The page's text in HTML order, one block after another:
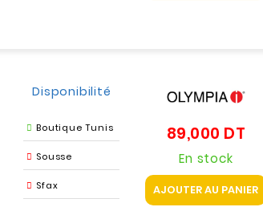
Disponibilité
Boutique Tunis
Sousse
Sfax
89,000 DT
En stock
AJOUTER AU PANIER